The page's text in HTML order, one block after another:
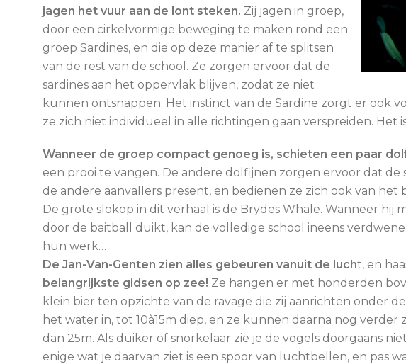
jagen het vuur aan de lont steken. Zij jagen in groep,
door een cirkelvormige beweging te maken rond een
groep Sardines, en die op deze manier af te splitsen
van de rest van de school. Ze zorgen ervoor dat de
sardines aan het oppervlak blijven, zodat ze niet
kunnen ontsnappen. Het instinct van de Sardine zorgt er ook
ze zich niet individueel in alle richtingen gaan verspreiden. Het
Wanneer de groep compact genoeg is, schieten een paar
een prooi te vangen. De andere dolfijnen zorgen ervoor dat de
de andere aanvallers present, en bedienen ze zich ook van
De grote slokop in dit verhaal is de Brydes Whale. Wanneer hij
door de baitball duikt, kan de volledige school ineens
hun werk…
De Jan-Van-Genten zien alles gebeuren vanuit de lucht, en
belangrijkste gidsen op zee! Ze hangen er met honderden
klein bier ten opzichte van de ravage die zij aanrichten onder
het water in, tot 10à15m diep, en ze kunnen daarna nog
dan 25m. Als duiker of snorkelaar zie je de vogels doorgaans
enige wat je daarvan ziet is een spoor van luchtbellen, en pas